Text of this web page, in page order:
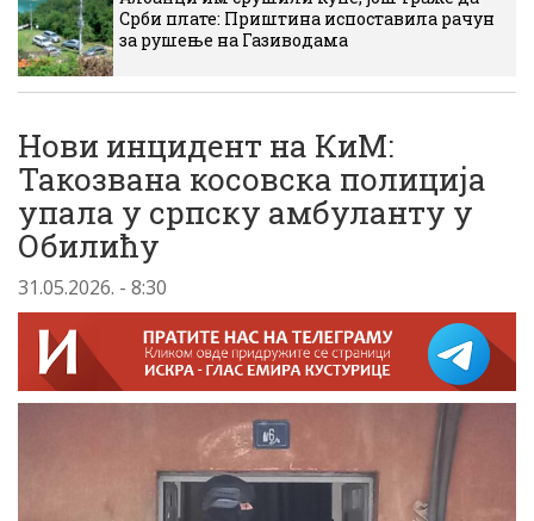
Срби плате: Приштина испоставила рачун
за рушење на Газиводама
Нови инцидент на КиМ:
Такозвана косовска полиција
упала у српску амбуланту у
Обилићу
31.05.2026. - 8:30